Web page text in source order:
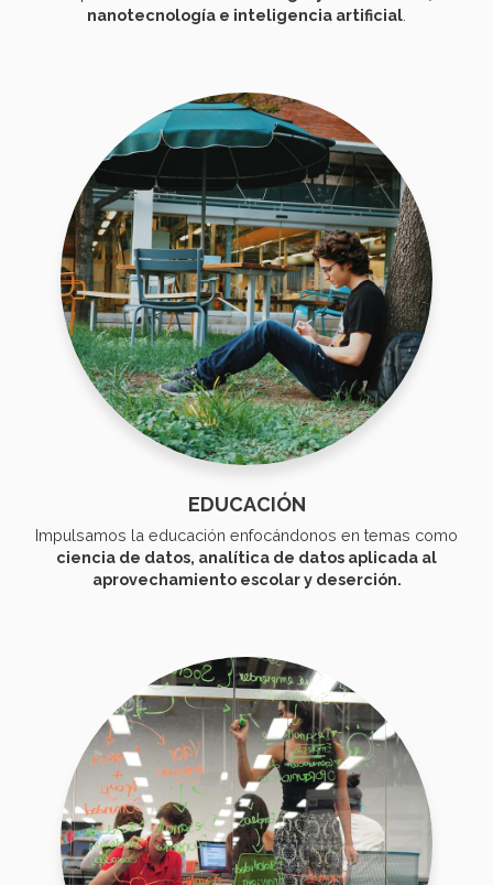
nanotecnología e inteligencia artificial
EDUCACIÓN
Impulsamos la educación enfocándonos en temas como
ciencia de datos, analítica de datos aplicada al
aprovechamiento escolar y deserción.